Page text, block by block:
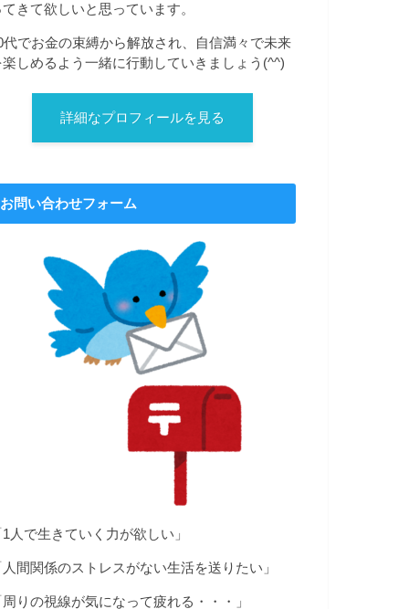
きて欲しいと思っています。
代でお金の束縛から解放され、自信満々で未来
楽しめるよう一緒に行動していきましょう(^^)
詳細なプロフィールを見る
お問い合わせフォーム
人で生きていく力が欲しい」
人間関係のストレスがない生活を送りたい」
周りの視線が気になって疲れる・・・」